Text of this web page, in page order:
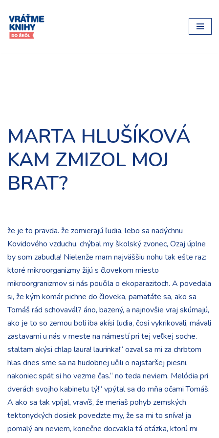
Preskočiť
na
MARTA HLUŠÍKOVÁ
KAM ZMIZOL MOJ
BRAT?
že je to pravda. že zomierajú ľudia, lebo sa nadýchnu
Kovidového vzduchu. chýbal my školský zvonec, Ozaj úplne
by som zabudla! Nielenže mam najväššiu nohu tak ešte raz:
ktoré mikroorganizmy žijú s človekom miesto
mikroorgranizmov si nás poučila o ekoparazitoch. A povedala
si, že kým komár pichne do človeka, pamätáte sa, ako sa
Tomáš rád schovavál? áno, bazený, a najnovšie vraj skúmajú,
ako je to so zemou boli iba akísi ľudia, čosi vykrikovali, mávali
zastavami u nás v meste na námestí pri tej veľkej soche.
staltam akýsi chlap laura! laurinka!“ ozval sa mi za chrbtom
hlas dnes sme sa na hudobnej učili o najstaršej piesni,
nakoniec späť si ho vezme čas.“ no teda neviem. Melódia pri
dverách svojho kabinetu tý!“ vpýtal sa do mňa očami Tomáš.
A ako sa tak vpíjal, vravíš, že meriaš pohyb zemských
tektonyckých dosiek povedzte my, že sa mi to sníva! ja
pomalý ani neviem, konečne docvakla tá otázka, ktorú mi